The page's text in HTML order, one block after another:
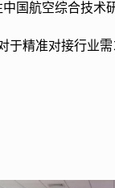
国航空综合技
于精准对接行业